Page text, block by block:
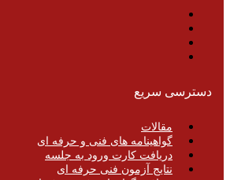
دسترسی سریع
مقالات
گواهینامه های فنی و حرفه ای
دریافت کارت ورود به جلسه
نتایج آزمون فنی حرفه ای